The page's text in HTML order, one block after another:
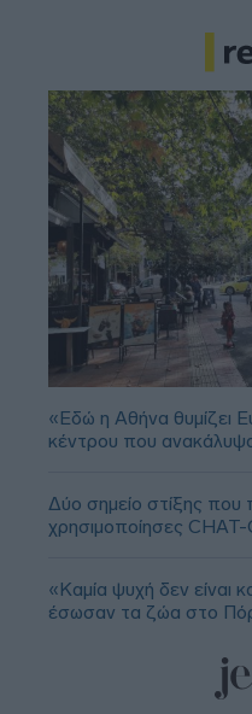
«Εδώ η Αθήνα θυμίζει
κέντρου που
Δύο σημείο στίξης που
χρησιμοποίησες
«Καμία ψυχή δεν είναι
έσωσαν τα ζώα στο